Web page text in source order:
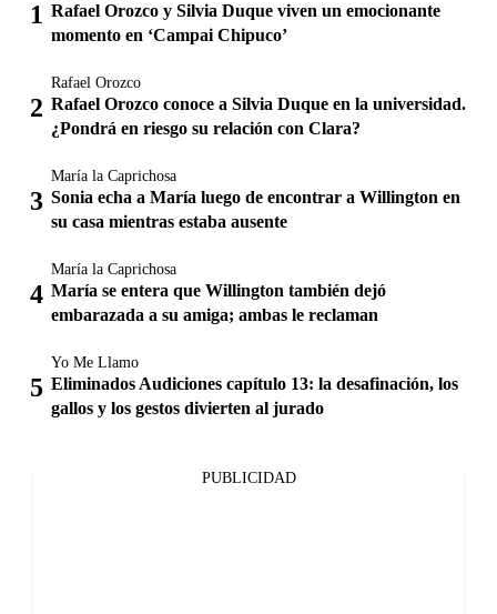
Rafael Orozco y Silvia Duque viven un emocionante
momento en ‘Campai Chipuco’
Rafael Orozco
Rafael Orozco conoce a Silvia Duque en la universidad.
¿Pondrá en riesgo su relación con Clara?
María la Caprichosa
Sonia echa a María luego de encontrar a Willington en
su casa mientras estaba ausente
María la Caprichosa
María se entera que Willington también dejó
embarazada a su amiga; ambas le reclaman
Yo Me Llamo
Eliminados Audiciones capítulo 13: la desafinación, los
gallos y los gestos divierten al jurado
PUBLICIDAD